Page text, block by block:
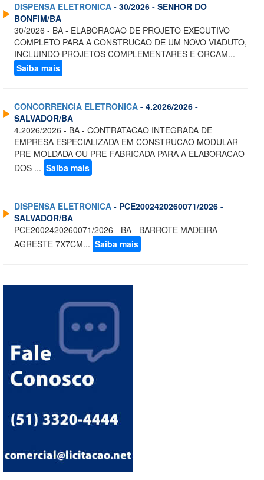
DISPENSA ELETRONICA - 30/2026 - SENHOR DO
BONFIM/BA
30/2026 - BA - ELABORACAO DE PROJETO EXECUTIVO
COMPLETO PARA A CONSTRUCAO DE UM NOVO VIADUTO,
INCLUINDO PROJETOS COMPLEMENTARES E ORCAM...
Saiba mais
CONCORRENCIA ELETRONICA - 4.2026/2026 -
SALVADOR/BA
4.2026/2026 - BA - CONTRATACAO INTEGRADA DE
EMPRESA ESPECIALIZADA EM CONSTRUCAO MODULAR
PRE-MOLDADA OU PRE-FABRICADA PARA A ELABORACAO
DOS ... Saiba mais
DISPENSA ELETRONICA - PCE2002420260071/2026 -
SALVADOR/BA
PCE2002420260071/2026 - BA - BARROTE MADEIRA
AGRESTE 7X7CM... Saiba mais